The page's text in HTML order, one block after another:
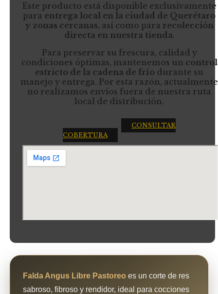
Este producto está disponible exclusivamente
para entrega local en la ciudad de Querétaro
y zonas cercanas, así como para recolección
directa en nuestra tienda.
Para preservar su frescura, calidad y
condiciones óptimas, mantenemos un control
estricto de la cadena de frío durante su
manejo y entrega. Por esta razón, actualmente
no realizamos envíos fuera de nuestra ruta
local de distribución.
CONSULTAR
COBERTURA
Falda Angus Libre Pastoreo es un corte de res
sabroso, fibroso y rendidor, ideal para cocciones